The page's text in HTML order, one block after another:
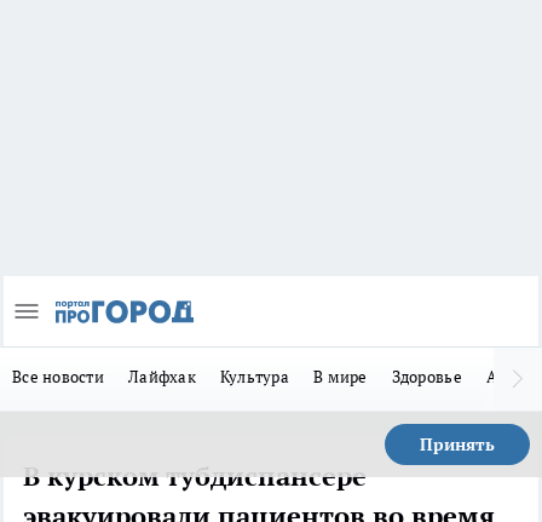
Все новости Лайфхак Культура В мире Здоровье Авто
Принять
В курском тубдиспансере